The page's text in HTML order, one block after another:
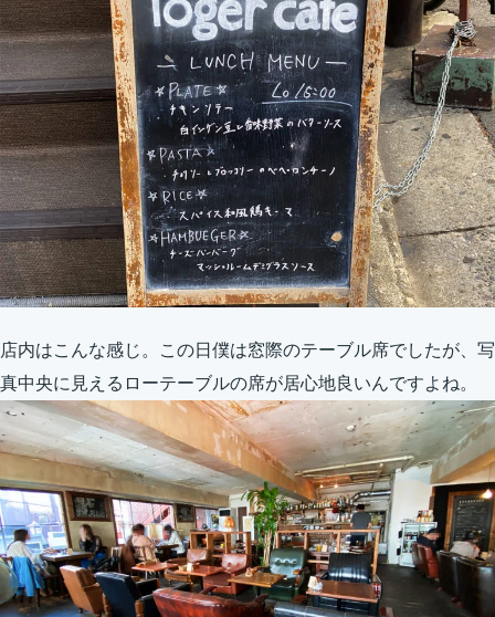
店内はこんな感じ。この日僕は窓際のテーブル席でしたが、写
真中央に見えるローテーブルの席が居心地良いんですよね。